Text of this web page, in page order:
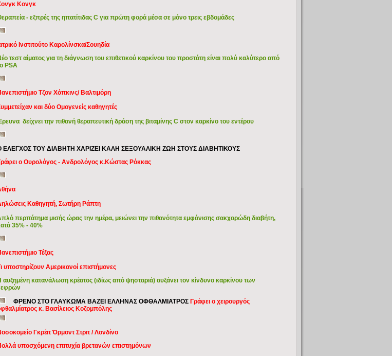
Κονγκ
- εξπρές της ηπατίτιδας C για πρώτη φορά μέσα σε μόνο τρεις εβδομάδες
Ινστιτούτο Καρολίνσκα/Σουηδία
τεστ αίματος για τη διάγνωση του επιθετικού καρκίνου του προστάτη είναι πολύ καλύτερο από
PSA
Τζον Χόπκινς/ Βαλτιμόρη
και δύο Ομογενείς καθηγητές
δείχνει την πιθανή θεραπευτική δράση της βιταμίνης C στον καρκίνο του εντέρου
ΕΛΕΓΧΟΣ ΤΟΥ ΔΙΑΒΗΤΗ ΧΑΡΙΖΕΙ ΚΑΛΗ ΣΕΞΟΥΑΛΙΚΗ ΖΩΗ ΣΤΟΥΣ ΔΙΑΒΗΤΙΚΟΥΣ
ο Ουρολόγος - Ανδρολόγος κ.Κώστας Ρόκκας
Καθηγητή, Σωτήρη Ράπτη
περπάτημα μισής ώρας την ημέρα, μειώνει την πιθανότητα εμφάνισης σακχαρώδη διαβήτη,
35% - 40%
Τέξας
υποστηρίζουν Αμερικανοί επιστήμονες
αυξημένη κατανάλωση κρέατος (ιδίως από ψησταριά) αυξάνει τον κίνδυνο καρκίνου των
ΦΡΕΝΟ ΣΤΟ ΓΛΑΥΚΩΜΑ ΒΑΖΕΙ ΕΛΛΗΝΑΣ ΟΦΘΑΛΜΙΑΤΡΟΣ Γράφει ο χειρουργός
κ. Βασίλειος Κοζομπόλης
Γκρέιτ Όρμοντ Στριτ / Λονδίνο
υποσχόμενη επιτυχία βρετανών επιστημόνων